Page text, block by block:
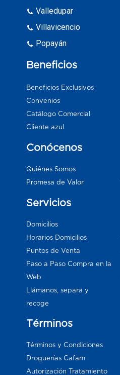
Valledupar
Villavicencio
Popayán
Beneficios
Beneficios Exclusivos
Convenios
Catálogo Comercial
Cliente azul
Conócenos
Quiénes Somos
Promesa de Valor
Servicios
Domicilios
Horarios Domicilios
Puntos de Venta
Paso a Paso Compra en la
Web
Llámanos, separa y
recoge
Términos
Términos y Condiciones
Droguerías Cafam
Autorización Tratamiento